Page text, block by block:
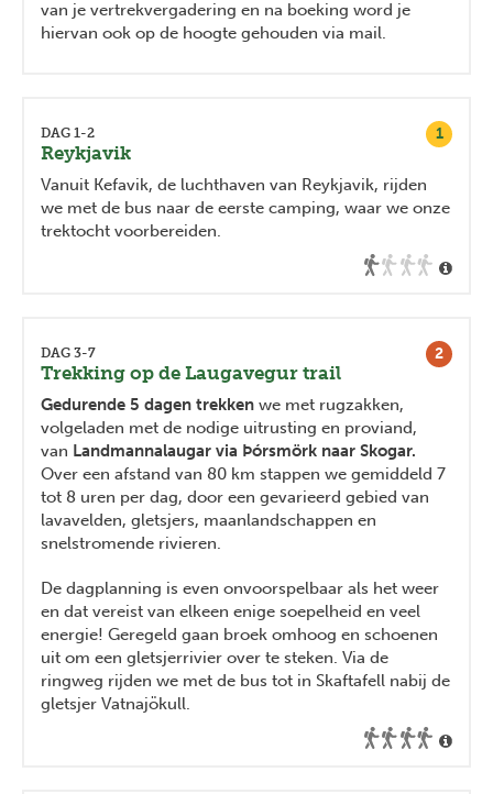
van je vertrekvergadering en na boeking word je
hiervan ook op de hoogte gehouden via mail.
1
DAG 1-2
Reykjavik
Vanuit Kefavik, de luchthaven van Reykjavik, rijden
we met de bus naar de eerste camping, waar we onze
trektocht voorbereiden.
2
DAG 3-7
Trekking op de Laugavegur trail
Gedurende 5 dagen trekken we met rugzakken,
volgeladen met de nodige uitrusting en proviand,
van Landmannalaugar via Þórsmörk naar Skogar.
Over een afstand van 80 km stappen we gemiddeld 7
tot 8 uren per dag, door een gevarieerd gebied van
lavavelden, gletsjers, maanlandschappen en
snelstromende rivieren.
De dagplanning is even onvoorspelbaar als het weer
en dat vereist van elkeen enige soepelheid en veel
energie! Geregeld gaan broek omhoog en schoenen
uit om een gletsjerrivier over te steken. Via de
ringweg rijden we met de bus tot in Skaftafell nabij de
gletsjer Vatnajökull.